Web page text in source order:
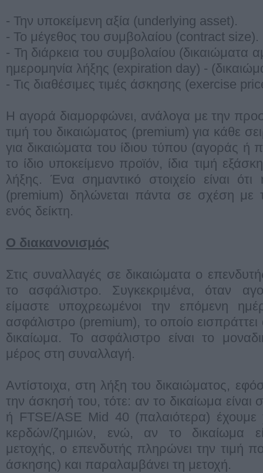
- Την υποκείμενη αξία (underlying asset).
- Το μέγεθος του συμβολαίου (contract size).
- Τη διάρκεια του συμβολαίου (δικαιώματα
ημερομηνία λήξης (expiration day) -
- Τις διαθέσιμες τιμές άσκησης (exercise
Η αγορά διαμορφώνει, ανάλογα με την
τιμή του δικαιώματος (premium) για κάθε
για δικαιώματα του ίδιου τύπου (αγοράς ή
το ίδιο υποκείμενο προϊόν, ίδια τιμή
λήξης. Ένα σημαντικό στοιχείο είναι
(premium) δηλώνεται πάντα σε σχέση με
ενός δείκτη.
O διακανονισμός
Στις συναλλαγές σε δικαιώματα ο
το ασφάλιστρο. Συγκεκριμένα, όταν
είμαστε υποχρεωμένοι την επόμενη
ασφάλιστρο (premium), το οποίο
δικαίωμα. Το ασφάλιστρο είναι το
μέρος στη συναλλαγή.
Αντίστοιχα, στη λήξη του δικαιώματος,
την άσκησή του, τότε: αν το δικαίωμα είναι
ή FTSE/ASE Mid 40 (παλαιότερα) έχουμε
κερδών/ζημιών, ενώ, αν το δικαίωμα
μετοχής, ο επενδυτής πληρώνει την τιμή
άσκησης) και παραλαμβάνει τη μετοχή.